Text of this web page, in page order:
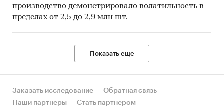
производство демонстрировало волатильность в
пределах от 2,5 до 2,9 млн шт.
Показать еще
Заказать исследование
Обратная связь
Наши партнеры
Стать партнером